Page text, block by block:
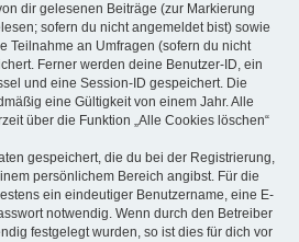
dir gelesenen Beiträge (zur Markierung
sofern du nicht angemeldet bist) sowie
Teilnahme an Umfragen (sofern du nicht
Ferner werden deine Benutzer-ID, ein
und eine Session-ID gespeichert. Die
eine Gültigkeit von einem Jahr. Alle
über die Funktion „Alle Cookies löschen“
gespeichert, die du bei der Registrierung,
persönlichem Bereich angibst. Für die
ein eindeutiger Benutzername, eine E-
notwendig. Wenn durch den Betreiber
festgelegt wurden, so ist dies für dich vor